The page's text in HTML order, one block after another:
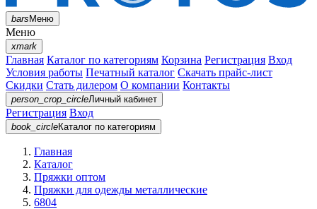
barsМеню
Меню
xmark
Главная Каталог по категориям Корзина Регистрация Вход
Условия работы Печатный каталог Скачать прайс-лист
Скидки Стать дилером О компании Контакты
person_crop_circleЛичный кабинет
Регистрация Вход
book_circleКаталог по категориям
Главная
Каталог
Пряжки оптом
Пряжки для одежды металлические
6804